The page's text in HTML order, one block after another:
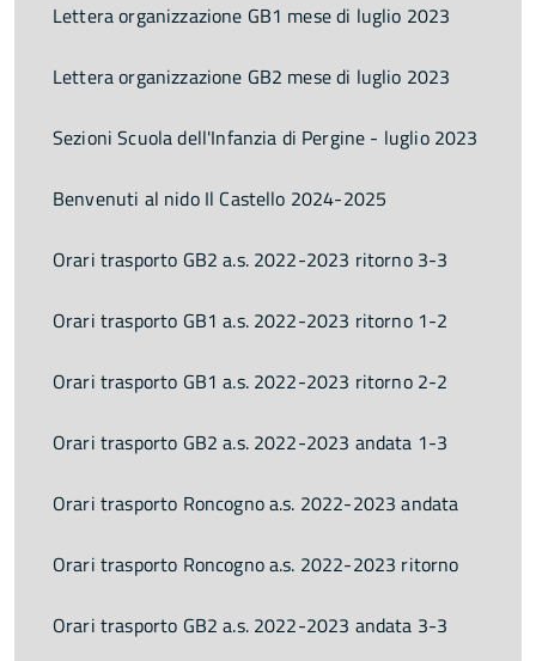
Lettera organizzazione GB1 mese di luglio 2023
Lettera organizzazione GB2 mese di luglio 2023
Sezioni Scuola dell'Infanzia di Pergine - luglio 2023
Benvenuti al nido Il Castello 2024-2025
Orari trasporto GB2 a.s. 2022-2023 ritorno 3-3
Orari trasporto GB1 a.s. 2022-2023 ritorno 1-2
Orari trasporto GB1 a.s. 2022-2023 ritorno 2-2
Orari trasporto GB2 a.s. 2022-2023 andata 1-3
Orari trasporto Roncogno a.s. 2022-2023 andata
Orari trasporto Roncogno a.s. 2022-2023 ritorno
Orari trasporto GB2 a.s. 2022-2023 andata 3-3